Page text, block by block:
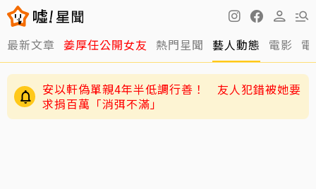
最新文章 姜厚任公開女友 熱門星聞 藝人動態 電影
安以軒偽單親4年半低調行善！ 友人犯錯被她要
求捐百萬「消弭不滿」